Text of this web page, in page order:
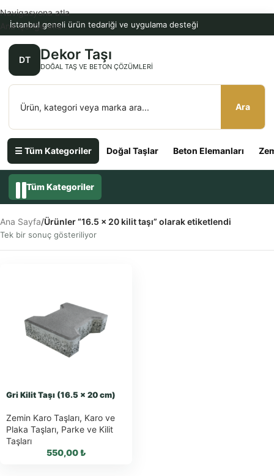
İstanbul geneli ürün tedariği ve uygulama desteği
DT Dekor Taşı
DOĞAL TAŞ VE BETON ÇÖZÜMLERI
Ara
☰ Tüm Kategoriler Doğal Taşlar Beton Elemanları
Navigasyona atla
Ana içeriğe atla
Tüm Kategoriler
Ana Sayfa/Ürünler “16.5 x 20 kilit taşı” olarak etiketlendi
Tek bir sonuç gösteriliyor
Gri Kilit Taşı (16.5 x 20 cm)
Zemin Karo Taşları, Karo ve
Plaka Taşları, Parke ve Kilit
Taşları
550,00₺